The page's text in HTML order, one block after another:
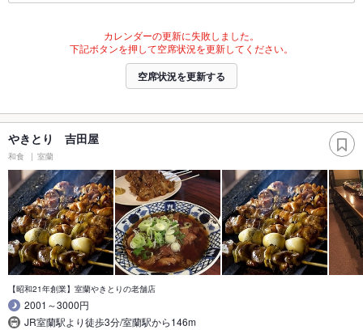
カレンダーの更新に失敗しました。
下記ボタンを押して空席状況を更新してください。
空席状況を更新する
やきとり 吉田屋
和食 室蘭
【昭和21年創業】室蘭やきとりの老舗店
2001～3000円
JR室蘭駅より徒歩3分/室蘭駅から146m